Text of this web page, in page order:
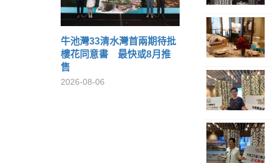
牛池灣33清水灣首兩期待批
樓花同意書 最快或8月推
售
2026-08-06